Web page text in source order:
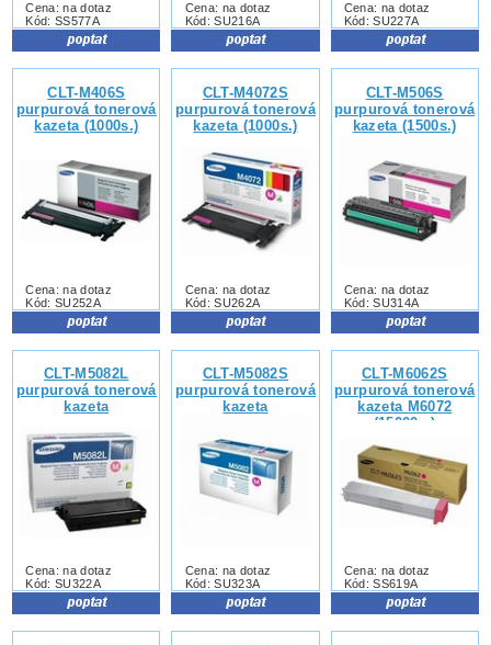
Cena: na dotaz
Kód: SS577A
Cena: na dotaz
Kód: SU216A
Cena: na dotaz
Kód: SU227A
CLT-M406S
purpurová tonerová
kazeta (1000s.)
Cena: na dotaz
Kód: SU252A
CLT-M4072S
purpurová tonerová
kazeta (1000s.)
Cena: na dotaz
Kód: SU262A
CLT-M506S
purpurová tonerová
kazeta (1500s.)
Cena: na dotaz
Kód: SU314A
CLT-M5082L
purpurová tonerová
kazeta
Cena: na dotaz
Kód: SU322A
CLT-M5082S
purpurová tonerová
kazeta
Cena: na dotaz
Kód: SU323A
CLT-M6062S
purpurová tonerová
kazeta M6072
(15000s.)
Cena: na dotaz
Kód: SS619A